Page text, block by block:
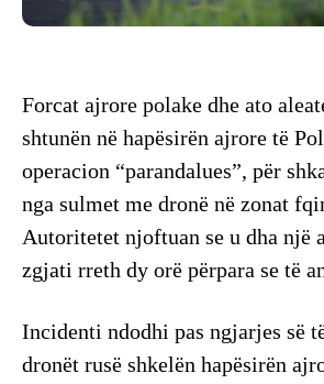
Forcat ajrore polake dhe ato
shtunën në hapësirën ajrore të
operacion “parandalues”, për
nga sulmet me dronë në zonat
Autoritetet njoftuan se u dha një
zgjati rreth dy orë përpara se të
Incidenti ndodhi pas ngjarjes së
dronët rusë shkelën hapësirën